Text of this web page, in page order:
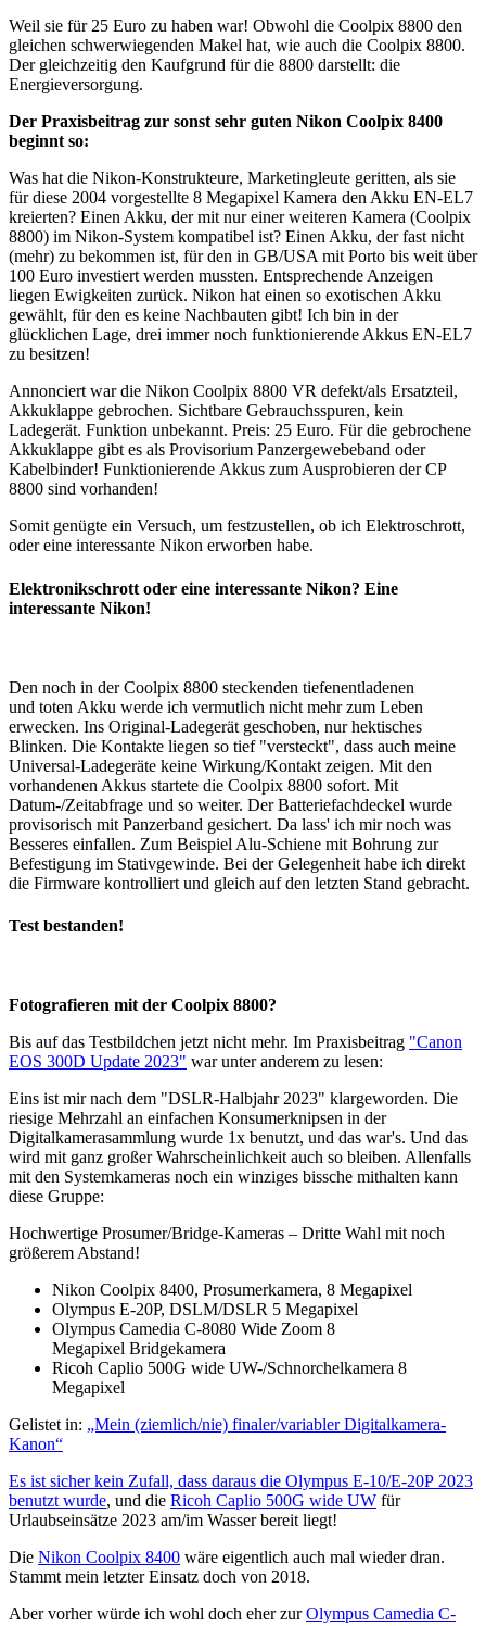
Weil sie für 25 Euro zu haben war! Obwohl die Coolpix 8800 den
gleichen schwerwiegenden Makel hat, wie auch die Coolpix 8800.
Der gleichzeitig den Kaufgrund für die 8800 darstellt: die
Energieversorgung.
Der Praxisbeitrag zur sonst sehr guten Nikon Coolpix 8400
beginnt so:
Was hat die Nikon-Konstrukteure, Marketingleute geritten, als sie
für diese 2004 vorgestellte 8 Megapixel Kamera den Akku EN-EL7
kreierten? Einen Akku, der mit nur einer weiteren Kamera (Coolpix
8800) im Nikon-System kompatibel ist? Einen Akku, der fast nicht
(mehr) zu bekommen ist, für den in GB/USA mit Porto bis weit über
100 Euro investiert werden mussten. Entsprechende Anzeigen
liegen Ewigkeiten zurück. Nikon hat einen so exotischen Akku
gewählt, für den es keine Nachbauten gibt! Ich bin in der
glücklichen Lage, drei immer noch funktionierende Akkus EN-EL7
zu besitzen!
Annonciert war die Nikon Coolpix 8800 VR defekt/als Ersatzteil,
Akkuklappe gebrochen. Sichtbare Gebrauchsspuren, kein
Ladegerät. Funktion unbekannt. Preis: 25 Euro. Für die gebrochene
Akkuklappe gibt es als Provisorium Panzergewebeband oder
Kabelbinder! Funktionierende Akkus zum Ausprobieren der CP
8800 sind vorhanden!
Somit genügte ein Versuch, um festzustellen, ob ich Elektroschrott,
oder eine interessante Nikon erworben habe.
Elektronikschrott oder eine interessante Nikon? Eine
interessante Nikon!
Den noch in der Coolpix 8800 steckenden tiefenentladenen
und toten Akku werde ich vermutlich nicht mehr zum Leben
erwecken. Ins Original-Ladegerät geschoben, nur hektisches
Blinken. Die Kontakte liegen so tief "versteckt", dass auch meine
Universal-Ladegeräte keine Wirkung/Kontakt zeigen. Mit den
vorhandenen Akkus startete die Coolpix 8800 sofort. Mit
Datum-/Zeitabfrage und so weiter. Der Batteriefachdeckel wurde
provisorisch mit Panzerband gesichert. Da lass' ich mir noch was
Besseres einfallen. Zum Beispiel Alu-Schiene mit Bohrung zur
Befestigung im Stativgewinde. Bei der Gelegenheit habe ich direkt
die Firmware kontrolliert und gleich auf den letzten Stand gebracht.
Test bestanden!
Fotografieren mit der Coolpix 8800?
Bis auf das Testbildchen jetzt nicht mehr. Im Praxisbeitrag "Canon
EOS 300D Update 2023" war unter anderem zu lesen:
Eins ist mir nach dem "DSLR-Halbjahr 2023" klargeworden. Die
riesige Mehrzahl an einfachen Konsumerknipsen in der
Digitalkamerasammlung wurde 1x benutzt, und das war's. Und das
wird mit ganz großer Wahrscheinlichkeit auch so bleiben. Allenfalls
mit den Systemkameras noch ein winziges bissche mithalten kann
diese Gruppe:
Hochwertige Prosumer/Bridge-Kameras – Dritte Wahl mit noch
größerem Abstand!
Nikon Coolpix 8400, Prosumerkamera, 8 Megapixel
Olympus E-20P, DSLM/DSLR 5 Megapixel
Olympus Camedia C-8080 Wide Zoom 8
Megapixel Bridgekamera
Ricoh Caplio 500G wide UW-/Schnorchelkamera 8
Megapixel
Gelistet in: „Mein (ziemlich/nie) finaler/variabler Digitalkamera-
Kanon“
Es ist sicher kein Zufall, dass daraus die Olympus E-10/E-20P 2023
benutzt wurde, und die Ricoh Caplio 500G wide UW für
Urlaubseinsätze 2023 am/im Wasser bereit liegt!
Die Nikon Coolpix 8400 wäre eigentlich auch mal wieder dran.
Stammt mein letzter Einsatz doch von 2018.
Aber vorher würde ich wohl doch eher zurOlympus Camedia C-